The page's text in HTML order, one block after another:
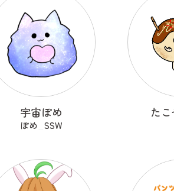
宇宙ぽめ
ぽめ_SSW
た